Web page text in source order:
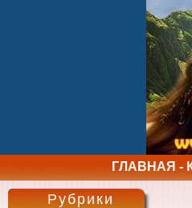
ГЛАВНАЯ -
Рубрики